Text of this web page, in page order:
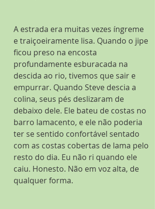
A estrada era muitas vezes íngreme
e traiçoeiramente lisa. Quando o jipe
ficou preso na encosta
profundamente esburacada na
descida ao rio, tivemos que sair e
empurrar. Quando Steve descia a
colina, seus pés deslizaram de
debaixo dele. Ele bateu de costas no
barro lamacento, e ele não poderia
ter se sentido confortável sentado
com as costas cobertas de lama pelo
resto do dia. Eu não ri quando ele
caiu. Honesto. Não em voz alta, de
qualquer forma.